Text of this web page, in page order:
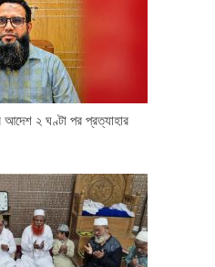
আদেশ ২ ঘণ্টা পর প্রত্যাহার